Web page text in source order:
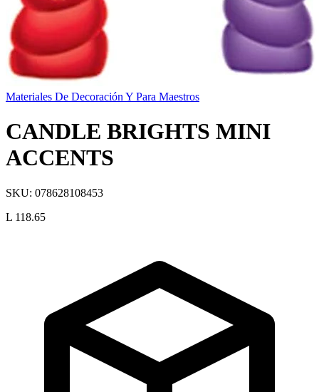
Materiales De Decoración Y Para Maestros
CANDLE BRIGHTS MINI
ACCENTS
SKU: 078628108453
L 118.65